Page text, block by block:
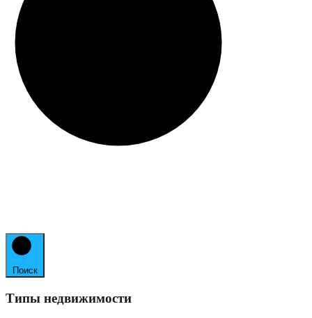
Поиск
Типы недвижимости